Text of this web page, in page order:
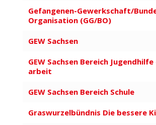
Gefangenen-Gewerkschaft/
Orga­ni­sation (GG/BO)
GEW Sachsen
GEW Sachsen Bereich
arbeit
GEW Sachsen Bereich Schule
Graswurzelbündnis Die bessere